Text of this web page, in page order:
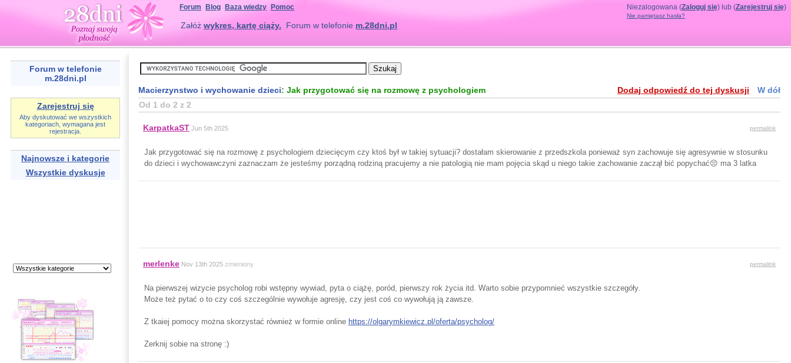
Niezalogowana (Zaloguj się) lub (Zarejestruj się)
Nie pamiętasz hasła?
Forum Blog Baza wiedzy Pomoc
Załóż wykres, kartę ciąży. Forum w telefonie m.28dni.pl
Forum w telefonie
m.28dni.pl
Zarejestruj się
Aby dyskutować we wszystkich
kategoriach, wymagana jest
rejestracja.
Najnowsze i kategorie
Wszystkie dyskusje
Macierzynstwo i wychowanie dzieci: Jak przygotować się na rozmowę z psychologiem Dodaj odpowiedź do tej dyskusji
W dół
Od 1 do 2 z 2
KarpatkaST Jun 5th 2025 permalink
Jak przygotować się na rozmowę z psychologiem dziecięcym czy ktoś był w takiej sytuacji? dostałam skierowanie z przedszkola ponieważ syn zachowuje się agresywnie w stosunku
do dzieci i wychowawczyni zaznaczam że jesteśmy porządną rodziną pracujemy a nie patologią nie mam pojęcia skąd u niego takie zachowanie zaczął bić popychać😔 ma 3 latka
merlenke Nov 13th 2025 zmieniony permalink
Na pierwszej wizycie psycholog robi wstępny wywiad, pyta o ciążę, poród, pierwszy rok życia itd. Warto sobie przypomnieć wszystkie szczegóły.
Może też pytać o to czy coś szczególnie wywołuje agresję, czy jest coś co wywołują ją zawsze.
Z tkaiej pomocy można skorzystać również w formie online https://olgarymkiewicz.pl/oferta/psycholog/
Zerknij sobie na stronę :)